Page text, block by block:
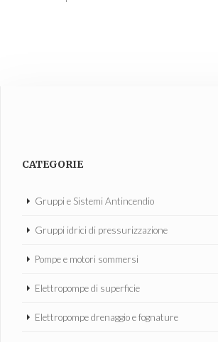
CATEGORIE
Gruppi e Sistemi Antincendio
Gruppi idrici di pressurizzazione
Pompe e motori sommersi
Elettropompe di superficie
Elettropompe drenaggio e fognature